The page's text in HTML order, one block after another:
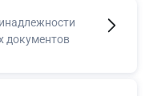
документов